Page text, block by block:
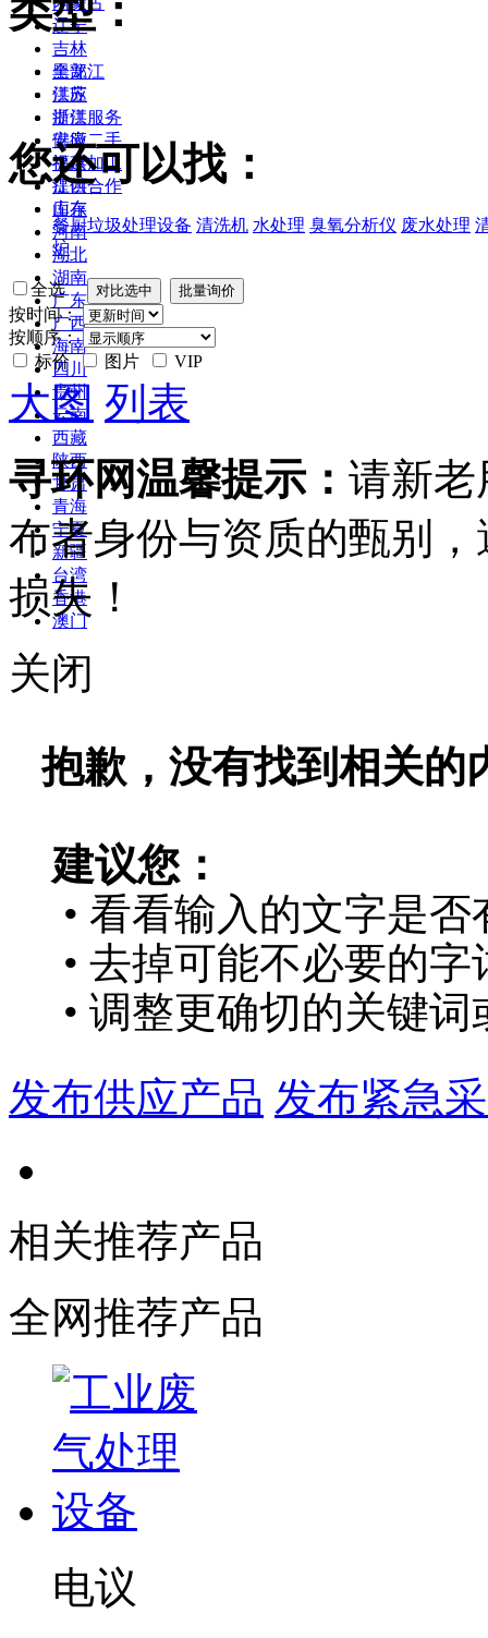
辽宁
吉林
黑龙江
江苏
浙江
安徽
福建
江西
山东
河南
湖北
湖南
广东
广西
海南
四川
贵州
云南
西藏
陕西
甘肃
青海
宁夏
新疆
台湾
香港
澳门
类型：
全部
供应
提供服务
供应二手
提供加工
提供合作
库存
您还可以找：
餐厨垃圾处理设备 清洗机 水处理 臭氧分析仪 废水处理
炉
全选
按时间：
按顺序：
标价
图片 VIP
大图 列表
寻环网温馨提示： 请新老
布者身份与资质的甄别
损失！
关闭
抱歉，没有找到相关的
建议您：
• 看看输入的文字是否
• 去掉可能不必要的字
• 调整更确切的关键
发布供应产品 发布紧急
相关推荐产品
全网推荐产品
电议